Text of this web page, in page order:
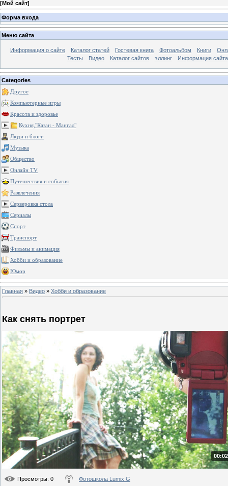
[Мой сайт]
Форма входа
Меню сайта
Информация о сайте Каталог статей Гостевая книга Фотоальбом Книги
Тесты
Видео Каталог сайтов эллинг Информация сайта
Categories
Другое
Компьютерные игры
Красота и здоровье
Кухня,"Казан - Мангал"
Люди и блоги
Музыка
Общество
Онлайн TV
Путешествия и события
Развлечения
Серверовка стола
Сериалы
Спорт
Транспорт
Фильмы и анимация
Хобби и образование
Юмор
Главная » Видео » Хобби и образование
Как снять портрет
Просмотры: 0 Фотошкола Lumix G